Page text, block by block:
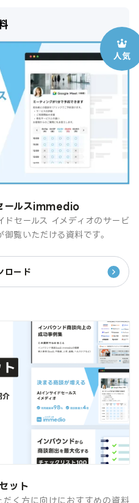
ールスimmedio
ドセールス イメディオのサービ
御覧いただける資料です。
ロード
ット
く方に向けにおすすめの資料